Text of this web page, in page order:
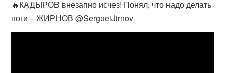
🔥КАДЫРОВ внезапно исчез! Понял, что надо делать
ноги – ЖИРНОВ @SergueiJirnov